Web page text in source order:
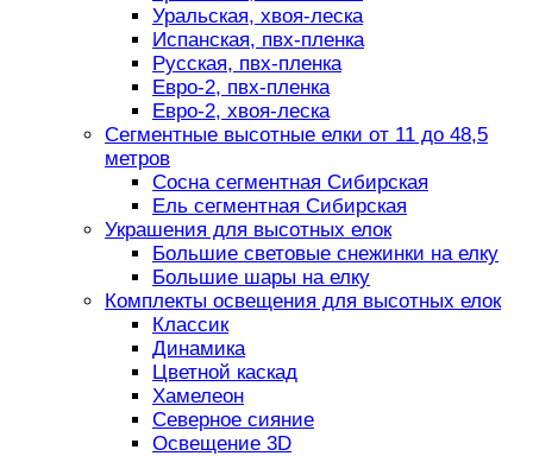
Уральская, хвоя-леска
Испанская, пвх-пленка
Русская, пвх-пленка
Евро-2, пвх-пленка
Евро-2, хвоя-леска
Сегментные высотные елки от 11 до 48,5
метров
Сосна сегментная Сибирская
Ель сегментная Сибирская
Украшения для высотных елок
Большие световые снежинки на елку
Большие шары на елку
Комплекты освещения для высотных елок
Классик
Динамика
Цветной каскад
Хамелеон
Северное сияние
Освещение 3D